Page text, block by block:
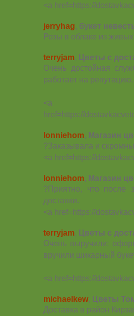
<a href=https://
jerryhag, букет
Розы в облаке из
terryjam, Цветы с
Очень достойная
работает на репутацию.
<a
href=https://
lonniehom, Магазин
?Заказывала и
<a href=https://
lonniehom, Магазин
?Приятно, что после
доставки.
<a href=https://
terryjam, Цветы с
Очень выручили:
вручили шикарный
<a href=https://
michaelkew, Цветы
Доставка в район